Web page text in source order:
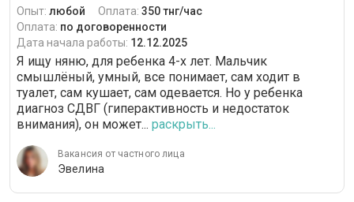
Опыт: любой Оплата: 350 тнг/час
Оплата: по договоренности
Дата начала работы: 12.12.2025
Я ищу няню, для ребенка 4-х лет. Мальчик
смышлёный, умный, все понимает, сам ходит в
туалет, сам кушает, сам одевается. Но у ребенка
диагноз СДВГ (гиперактивность и недостаток
внимания), он может... раскрыть...
Вакансия от частного лица
Эвелина